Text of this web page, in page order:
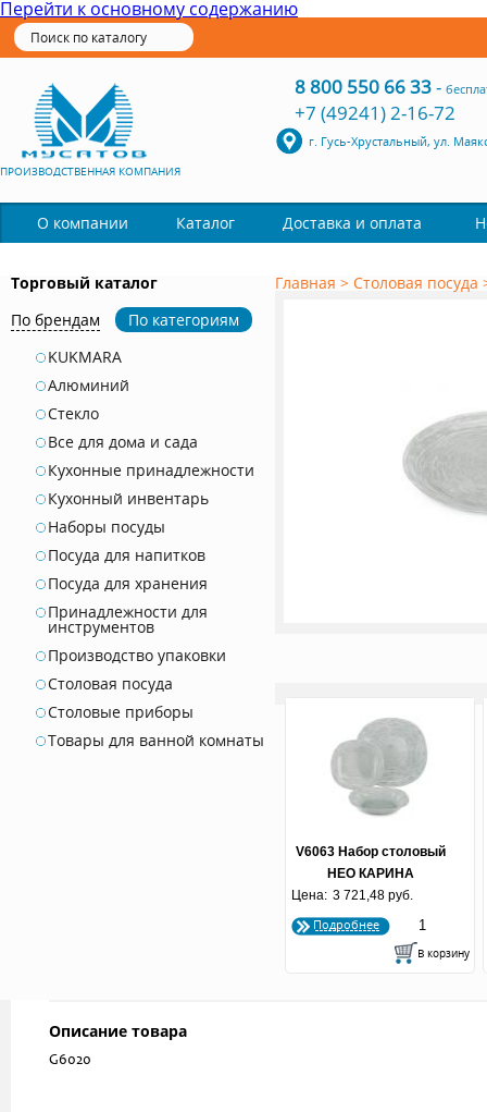
Перейти к основному содержанию
ПРОИЗВОДСТВЕННАЯ КОМПАНИЯ
8 800 550 66 33-
+7 (49241) 2-16-72
г. Гусь-Хрустальный, ул.
О компании Каталог Доставка и оплата
Торговый каталог
По брендам
По категориям
KUKMARA
Алюминий
Стекло
Все для дома и сада
Кухонные принадлежности
Кухонный инвентарь
Наборы посуды
Посуда для напитков
Посуда для хранения
Принадлежности для
инструментов
Производство упаковки
Столовая посуда
Столовые приборы
Товары для ванной комнаты
Главная > Столовая посуда
V6063 Набор столовый
НЕО КАРИНА
БРАШМАНИЯ ГРАНИТ
12 пр.
Цена: 3 721,48 руб.
Подробнее
Описание товара
G6020